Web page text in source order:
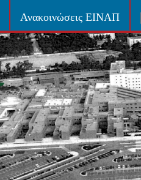
Ανακοινώσεις ΕΙΝΑΠ